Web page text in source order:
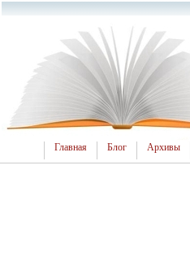
Главная Блог Архивы